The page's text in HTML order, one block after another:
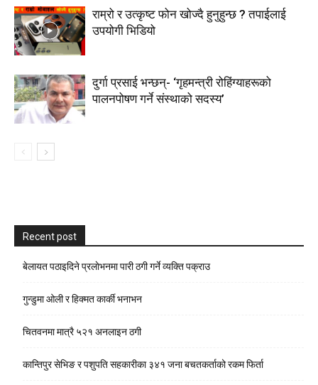
राम्रो र उत्कृष्ट फोन खोज्दै हुनुहुन्छ ? तपाईलाई
उपयोगी भिडियो
दुर्गा प्रसाई भन्छन्- ‘गृहमन्त्री रोहिंग्याहरूको
पालनपोषण गर्ने संस्थाको सदस्य’
Recent post
बेलायत पठाइदिने प्रलाेभनमा पारी ठगी गर्ने व्यक्ति पक्राउ
गुन्डुमा ओली र हिक्मत कार्की भनाभन
चितवनमा मात्रै ५२१ अनलाइन ठगी
कान्तिपुर सेभिङ र पशुपति सहकारीका ३४१ जना बचतकर्ताको रकम फिर्ता